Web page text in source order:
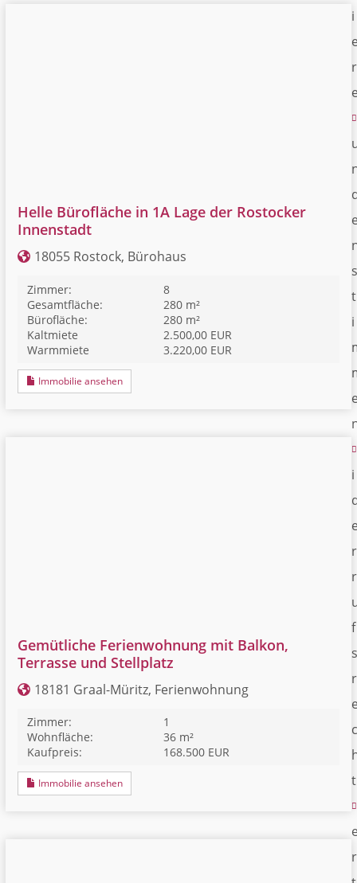
Helle Bürofläche in 1A Lage der Rostocker
Innenstadt
18055 Rostock, Bürohaus
Zimmer:
8
Gesamtfläche:
280 m²
Bürofläche:
280 m²
Kaltmiete
2.500,00 EUR
Warmmiete
3.220,00 EUR
Immobilie ansehen
Gemütliche Ferienwohnung mit Balkon,
Terrasse und Stellplatz
18181 Graal-Müritz, Ferienwohnung
Zimmer:
1
Wohnfläche:
36 m²
Kaufpreis:
168.500 EUR
Immobilie ansehen
i
r
s
t
i
i
r
r
f
s
r
c
t
r